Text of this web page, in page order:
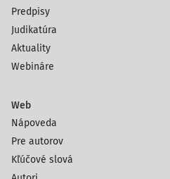
Predpisy
Judikatúra
Aktuality
Webináre
Web
Nápoveda
Pre autorov
Kľúčové slová